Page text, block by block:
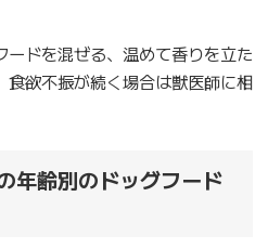
ードを混ぜる、温めて香りを立た
欲不振が続く場合は獣医師に相
年齢別のドッグフード